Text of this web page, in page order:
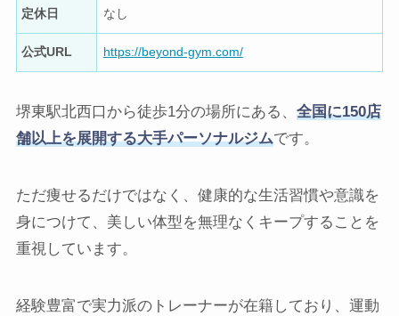
定休日 なし
公式URL https://beyond-gym.com/
堺東駅北西口から徒歩1分の場所にある、 全国に150店
舗以上を展開する大手パーソナルジムです。
ただ痩せるだけではなく、健康的な生活習慣や意識を
身につけて、美しい体型を無理なくキープすることを
重視しています。
経験豊富で実力派のトレーナーが在籍しており、運動